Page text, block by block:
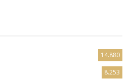
14.880
8.253